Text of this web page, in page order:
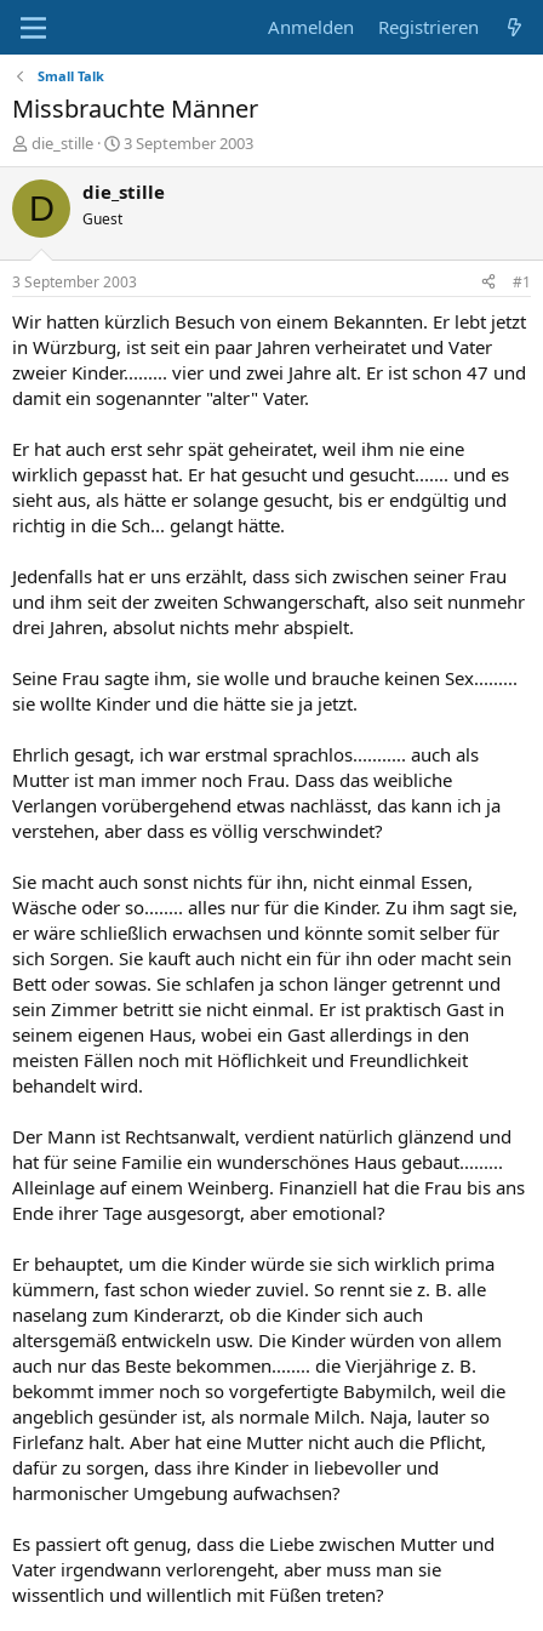
Anmelden Registrieren
Small Talk
Missbrauchte Männer
E
r
s
l
e
r
die_stille
E
r
s
l
t
a
m
3 September 2003
D die_stille
Guest
3 September 2003 #1
Wir hatten kürzlich Besuch von einem Bekannten. Er lebt jetzt
in Würzburg, ist seit ein paar Jahren verheiratet und Vater
zweier Kinder......... vier und zwei Jahre alt. Er ist schon 47 und
damit ein sogenannter "alter" Vater.
Er hat auch erst sehr spät geheiratet, weil ihm nie eine
wirklich gepasst hat. Er hat gesucht und gesucht....... und es
sieht aus, als hätte er solange gesucht, bis er endgültig und
richtig in die Sch... gelangt hätte.
Jedenfalls hat er uns erzählt, dass sich zwischen seiner Frau
und ihm seit der zweiten Schwangerschaft, also seit nunmehr
drei Jahren, absolut nichts mehr abspielt.
Seine Frau sagte ihm, sie wolle und brauche keinen Sex.........
sie wollte Kinder und die hätte sie ja jetzt.
Ehrlich gesagt, ich war erstmal sprachlos........... auch als
Mutter ist man immer noch Frau. Dass das weibliche
Verlangen vorübergehend etwas nachlässt, das kann ich ja
verstehen, aber dass es völlig verschwindet?
Sie macht auch sonst nichts für ihn, nicht einmal Essen,
Wäsche oder so........ alles nur für die Kinder. Zu ihm sagt sie,
er wäre schließlich erwachsen und könnte somit selber für
sich Sorgen. Sie kauft auch nicht ein für ihn oder macht sein
Bett oder sowas. Sie schlafen ja schon länger getrennt und
sein Zimmer betritt sie nicht einmal. Er ist praktisch Gast in
seinem eigenen Haus, wobei ein Gast allerdings in den
meisten Fällen noch mit Höflichkeit und Freundlichkeit
behandelt wird.
Der Mann ist Rechtsanwalt, verdient natürlich glänzend und
hat für seine Familie ein wunderschönes Haus gebaut.........
Alleinlage auf einem Weinberg. Finanziell hat die Frau bis ans
Ende ihrer Tage ausgesorgt, aber emotional?
Er behauptet, um die Kinder würde sie sich wirklich prima
kümmern, fast schon wieder zuviel. So rennt sie z. B. alle
naselang zum Kinderarzt, ob die Kinder sich auch
altersgemäß entwickeln usw. Die Kinder würden von allem
auch nur das Beste bekommen........ die Vierjährige z. B.
bekommt immer noch so vorgefertigte Babymilch, weil die
angeblich gesünder ist, als normale Milch. Naja, lauter so
Firlefanz halt. Aber hat eine Mutter nicht auch die Pflicht,
dafür zu sorgen, dass ihre Kinder in liebevoller und
harmonischer Umgebung aufwachsen?
Es passiert oft genug, dass die Liebe zwischen Mutter und
Vater irgendwann verlorengeht, aber muss man sie
wissentlich und willentlich mit Füßen treten?